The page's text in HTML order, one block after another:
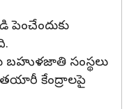
పెంచేందుకు
సంస్థలు
కేంద్రాలపై